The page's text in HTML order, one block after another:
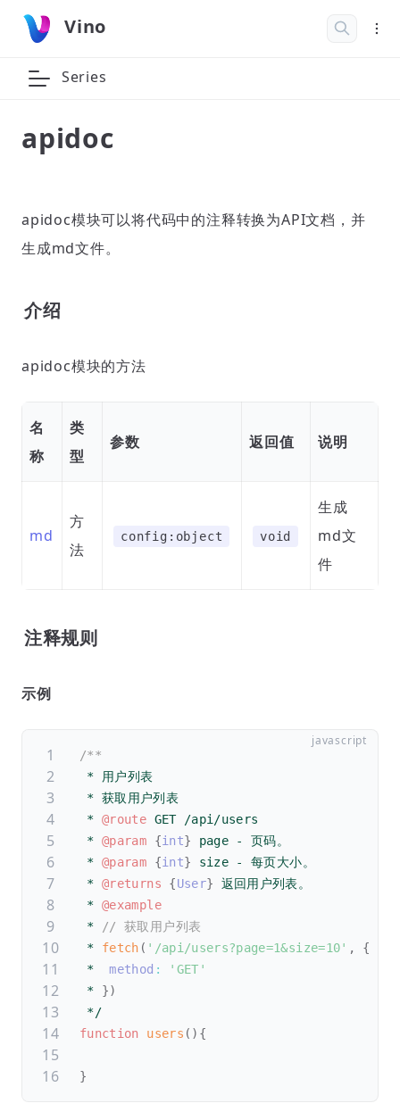
Vino
Series
apidoc
apidoc模块可以将代码中的注释转换为API文档，并
生成md文件。
介绍
apidoc模块的方法
名
称
类
型
参数 返回值 说明
md
方
法
config:object void
生成
md文
件
注释规则
示例
/**
* 用户列表
* 获取用户列表
* @route GET /api/users
* @param {int} page - 页码。
* @param {int} size - 每页大小。
* @returns {User} 返回用户列表。
* @example
*
// 获取用户列表
* fetch ( '/api/users?page=1&size=10' ,
{
* method :
'GET'
* })
*/
function
users ( ) {
}